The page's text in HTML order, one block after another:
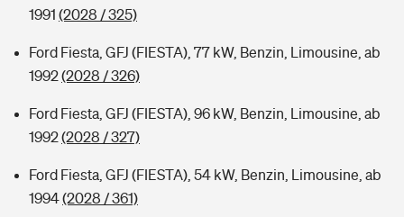
1991 (2028 / 325)
Ford Fiesta, GFJ (FIESTA), 77 kW, Benzin, Limousine, ab
1992(2028 / 326)
Ford Fiesta, GFJ (FIESTA), 96 kW, Benzin, Limousine, ab
1992(2028 / 327)
Ford Fiesta, GFJ (FIESTA), 54 kW, Benzin, Limousine, ab
1994(2028 / 361)